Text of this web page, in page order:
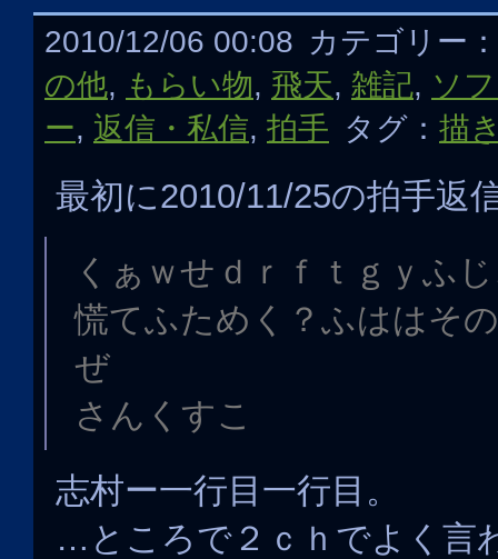
2010/12/06 00:08 カテゴリー：
の他, もらい物, 飛天, 雑記, ソ
ー, 返信・私信, 拍手 タグ： 描
最初に2010/11/25の拍手返
くぁｗせｄｒｆｔｇｙふ
慌てふためく？ふははそ
ぜ
さんくすこ
志村ー一行目一行目。
…ところで２ｃｈでよく言